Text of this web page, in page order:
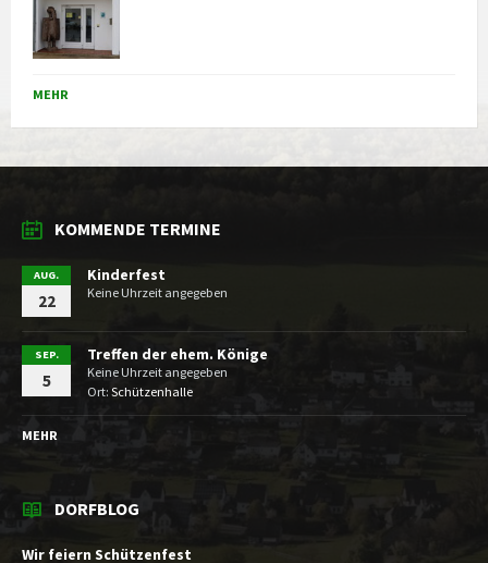
MEHR
KOMMENDE TERMINE
AUG.
22
Kinderfest
Keine Uhrzeit angegeben
SEP.
5
Treffen der ehem. Könige
Keine Uhrzeit angegeben
Ort: Schützenhalle
MEHR
DORFBLOG
Wir feiern Schützenfest